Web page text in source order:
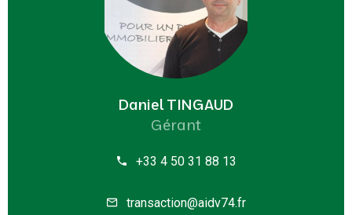
Daniel TINGAUD
Gérant
+33 4 50 31 88 13
transaction@aidv74.fr